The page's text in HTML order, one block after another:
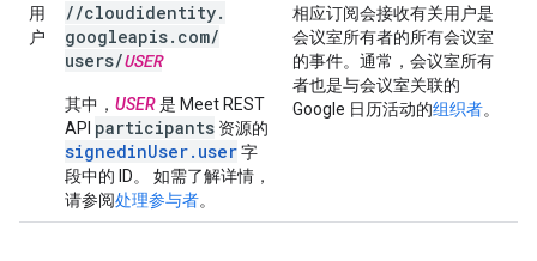
用
户
//cloudidentity.
googleapis. com/
users/USER
其中， USER是 Meet REST
API participants 资源的
signedinUser.user字
段中的 ID。 如需了解详情，
请参阅处理参与者。
相应订阅会接收有关用户是
会议室所有者的所有会议室
的事件。通常，会议室所有
者也是与会议室关联的
Google 日历活动的组织者。